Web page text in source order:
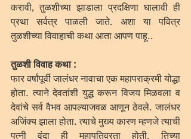
करावी, तुळशीच्या झाडाला प्रदक्षिणा घालावी ही
प्रथा सर्वत्र पाळली जाते. अशा या पवित्र
तुळशीच्या विवाहाची कथा आता आपण पाहू..
तुळशी विवाह कथा :
फार वर्षांपूर्वी जालंधर नावाचा एक महापराक्रमी योद्धा
होता. त्याने देवतांशी युद्ध करून विजय मिळवला व
देवांचे सर्व वैभव आपल्याजवळ आणून ठेवले. जालंधर
अजिंक्य झाला होता. त्याचे मुख्य कारण म्हणजे त्याची
पत्नी वृंदा ही महापतिव्रता होती. तिच्या